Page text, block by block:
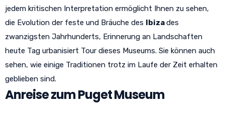
jedem kritischen Interpretation ermöglicht Ihnen zu sehen,
die Evolution der feste und Bräuche des
Ibizades
zwanzigsten Jahrhunderts, Erinnerung an Landschaften
heute Tag urbanisiert Tour dieses Museums. Sie können auch
sehen, wie einige Traditionen trotz im Laufe der Zeit erhalten
geblieben sind.
Anreise zum Puget Museum